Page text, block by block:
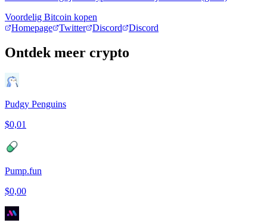
Voordelig Bitcoin kopen
Homepage
Twitter Discord Discord
Ontdek meer crypto
Pudgy Penguins
$0,01
Pump.fun
$0,00